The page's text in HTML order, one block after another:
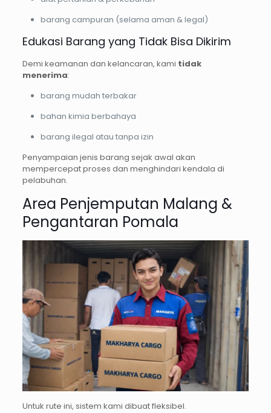
barang campuran (selama aman & legal)
Edukasi Barang yang Tidak Bisa Dikirim
Demi keamanan dan kelancaran, kami tidak
menerima:
barang mudah terbakar
bahan kimia berbahaya
barang ilegal atau tanpa izin
Penyampaian jenis barang sejak awal akan
mempercepat proses dan menghindari kendala di
pelabuhan.
Area Penjemputan Malang &
Pengantaran Pomala
Untuk rute ini, sistem kami dibuat fleksibel.